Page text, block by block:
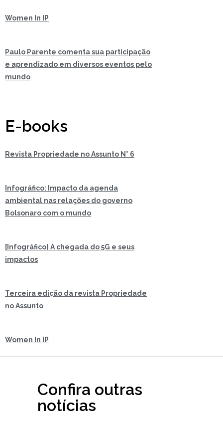
Women In IP
Paulo Parente comenta sua participação
e aprendizado em diversos eventos pelo
mundo
E-books
Revista Propriedade no Assunto N° 6
Infográfico: Impacto da agenda
ambiental nas relações do governo
Bolsonaro com o mundo
[Infográfico] A chegada do 5G e seus
impactos
Terceira edição da revista Propriedade
no Assunto
Women In IP
Confira outras
notícias